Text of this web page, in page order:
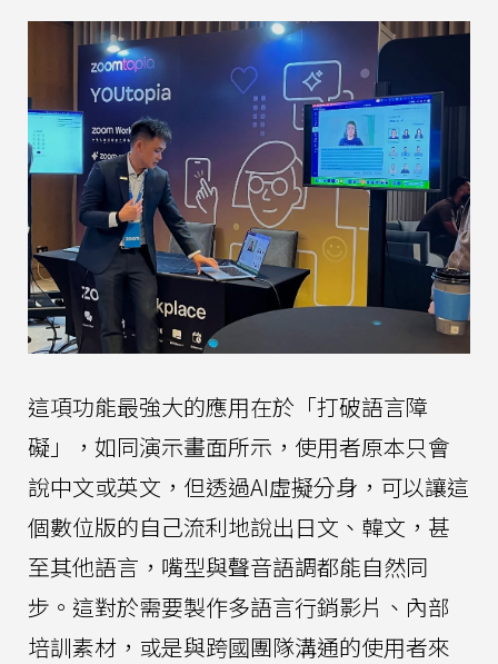
這項功能最強大的應用在於「打破語言障
礙」，如同演示畫面所示，使用者原本只會
說中文或英文，但透過AI虛擬分身，可以讓這
個數位版的自己流利地說出日文、韓文，甚
至其他語言，嘴型與聲音語調都能自然同
步。這對於需要製作多語言行銷影片、內部
培訓素材，或是與跨國團隊溝通的使用者來